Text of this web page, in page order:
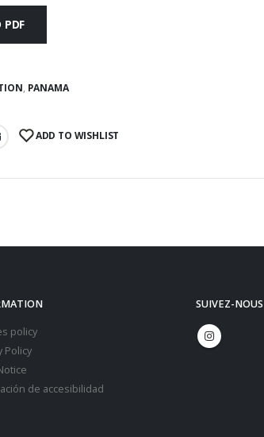
PDF
, PANAMA
ADD TO WISHLIST
policy
Policy
de accesibilidad
SUIVEZ-NOUS